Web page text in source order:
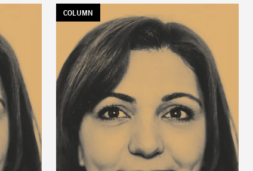
TAG:
COLUMN